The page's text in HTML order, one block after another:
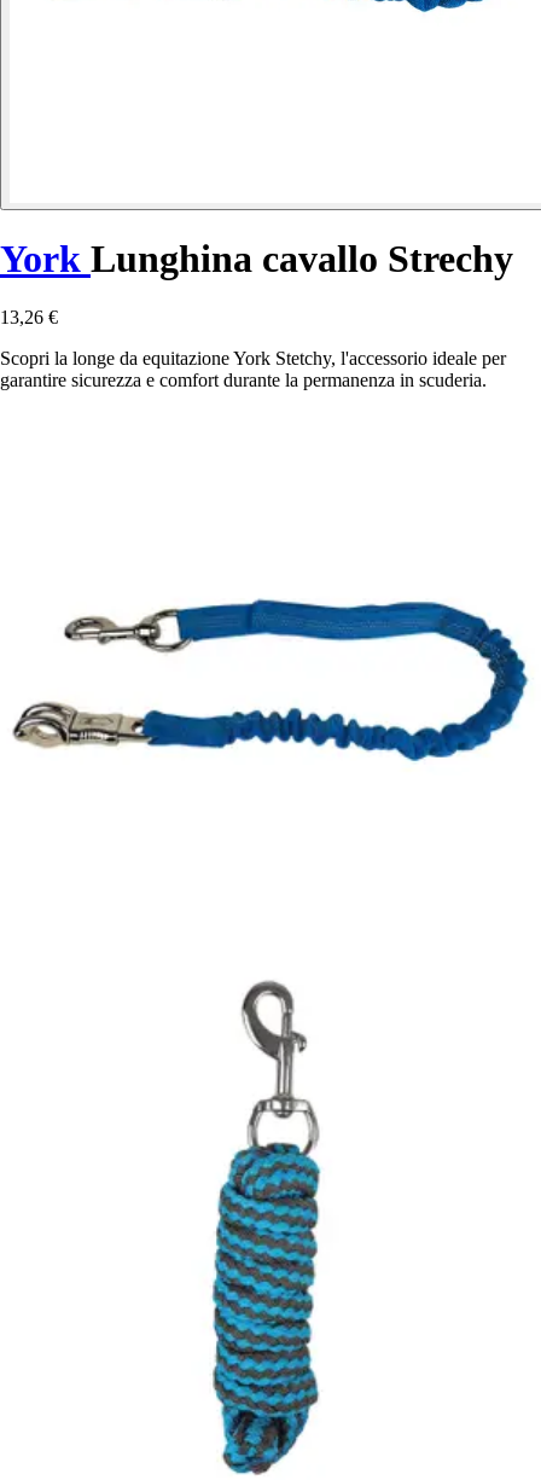
York Lunghina cavallo Strechy
13,26 €
Scopri la longe da equitazione York Stetchy, l'accessorio ideale per
garantire sicurezza e comfort durante la permanenza in scuderia.